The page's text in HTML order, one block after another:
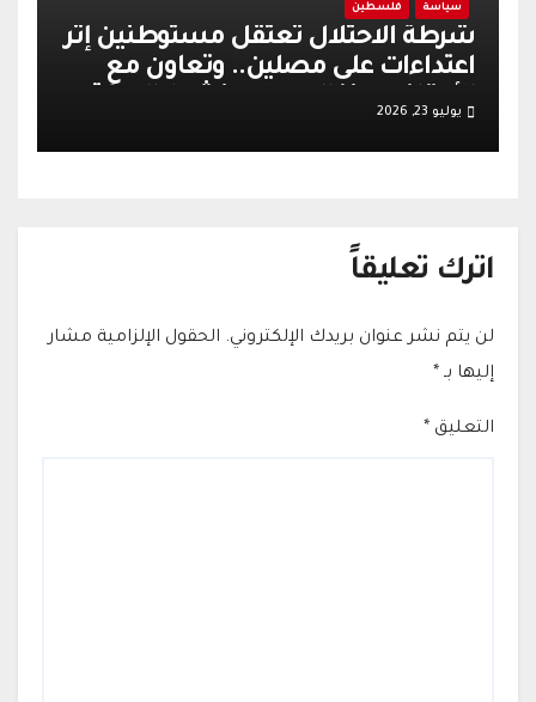
سياسة فلسطين
شرطة الاحتلال تعتقل مستوطنين إثر
اعتداءات على مصلين.. وتعاون مع
الأوقاف يعزز الهدوء وينشط الحركة
يوليو 23, 2026
اترك تعليقاً
لن يتم نشر عنوان بريدك الإلكتروني. الحقول الإلزامية مشار
إليها بـ *
التعليق *